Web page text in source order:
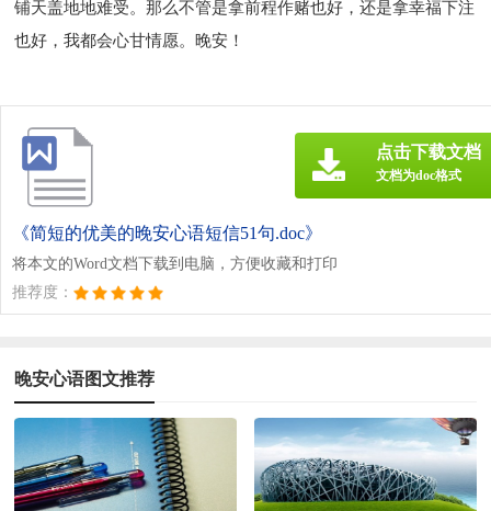
铺天盖地地难受。那么不管是拿前程作赌也好，还是拿幸福下注
也好，我都会心甘情愿。晚安！
《简短的优美的晚安心语短信51句.doc》
将本文的Word文档下载到电脑，方便收藏和打印
推荐度：
点击下载文档
文档为doc格式
晚安心语图文推荐